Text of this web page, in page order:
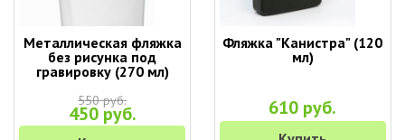
Металлическая фляжка
без рисунка под
гравировку (270 мл)
550 руб.
450 руб.
Фляжка "Канистра" (120
мл)
610 руб.